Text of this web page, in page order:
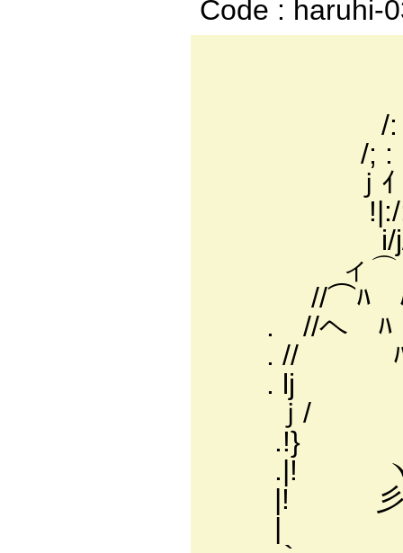
Code : haruhi-
/: : : ; : :
/; : :/: : : :
ｊｲ ; :j: :i
!|:/: : l: :l/
i/j/!:ｲ: j
ィ⌒ヾﾘ
//⌒ﾊ ﾊｲ
. //ヘ ﾊ
. // ﾊ
. lj
ｊ/ i
.!} ! '
.|! ヽ
|! 彡ヽ
| ヽ､